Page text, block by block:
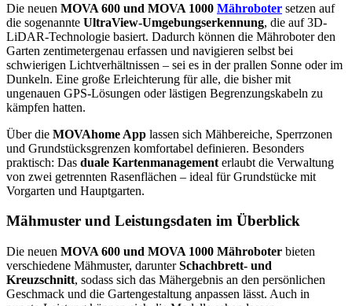
Die neuen MOVA 600 und MOVA 1000 Mähroboter setzen auf
die sogenannte UltraView-Umgebungserkennung, die auf 3D-
LiDAR-Technologie basiert. Dadurch können die Mähroboter den
Garten zentimetergenau erfassen und navigieren selbst bei
schwierigen Lichtverhältnissen – sei es in der prallen Sonne oder im
Dunkeln. Eine große Erleichterung für alle, die bisher mit
ungenauen GPS-Lösungen oder lästigen Begrenzungskabeln zu
kämpfen hatten.
Über die MOVAhome App lassen sich Mähbereiche, Sperrzonen
und Grundstücksgrenzen komfortabel definieren. Besonders
praktisch: Das duale Kartenmanagement erlaubt die Verwaltung
von zwei getrennten Rasenflächen – ideal für Grundstücke mit
Vorgarten und Hauptgarten.
Mähmuster und Leistungsdaten im Überblick
Die neuen MOVA 600 und MOVA 1000 Mähroboter bieten
verschiedene Mähmuster, darunterSchachbrett- und
Kreuzschnitt, sodass sich das Mähergebnis an den persönlichen
Geschmack und die Gartengestaltung anpassen lässt. Auch in